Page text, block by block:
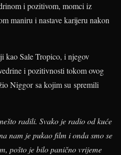
i pozitivom, momci iz
maniru i nastave karijeru nakon
kao Sale Tropico, i njegov
i pozitivnosti tokom ovog
Niggor sa kojim su spremili
radili. Svako je radio od kuće
nam je pukao film i onda smo se
pošto je bilo panično vrijeme